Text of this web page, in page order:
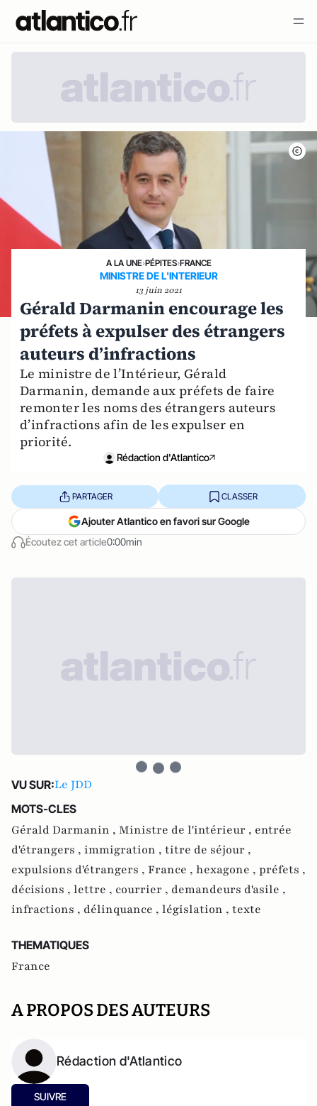
A LA UNE›PÉPITES›FRANCE
MINISTRE DE L'INTERIEUR
13 juin 2021
Gérald Darmanin encourage les
préfets à expulser des étrangers
auteurs d’infractions
Le ministre de l’Intérieur, Gérald
Darmanin, demande aux préfets de faire
remonter les noms des étrangers auteurs
d’infractions afin de les expulser en
priorité.
Rédaction d'Atlantico
Écoutez cet article0:00min
PARTAGER CLASSER
Ajouter Atlantico en favori sur Google
VU SUR:Le JDD
MOTS-CLES
Gérald Darmanin , Ministre de l'intérieur , entrée
d'étrangers , immigration , titre de séjour ,
expulsions d'étrangers , France , hexagone , préfets ,
décisions , lettre , courrier , demandeurs d'asile ,
infractions , délinquance , législation , texte
THEMATIQUES
France
A PROPOS DES AUTEURS
Rédaction d'Atlantico
SUIVRE